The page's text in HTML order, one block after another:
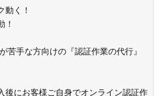
動く！
！
苦手な方向けの『認証作業の代行』
後にお客様ご自身でオンライン認証作